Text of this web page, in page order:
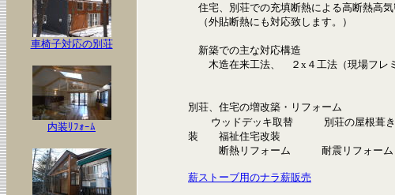
車椅子対応の別荘
内装ﾘﾌｫｰﾑ
住宅、別荘での充填断熱による高断熱高
（外貼断熱にも対応致します。）
新築での主な対応構造
木造在来工法、 ２x４工法（現場フレ
別荘、住宅の増改築・リフォーム
ウッドデッキ取替 別荘の屋根葺き
装 福祉住宅改装
断熱リフォーム 耐震リフォーム
薪ストーブ用のナラ薪販売